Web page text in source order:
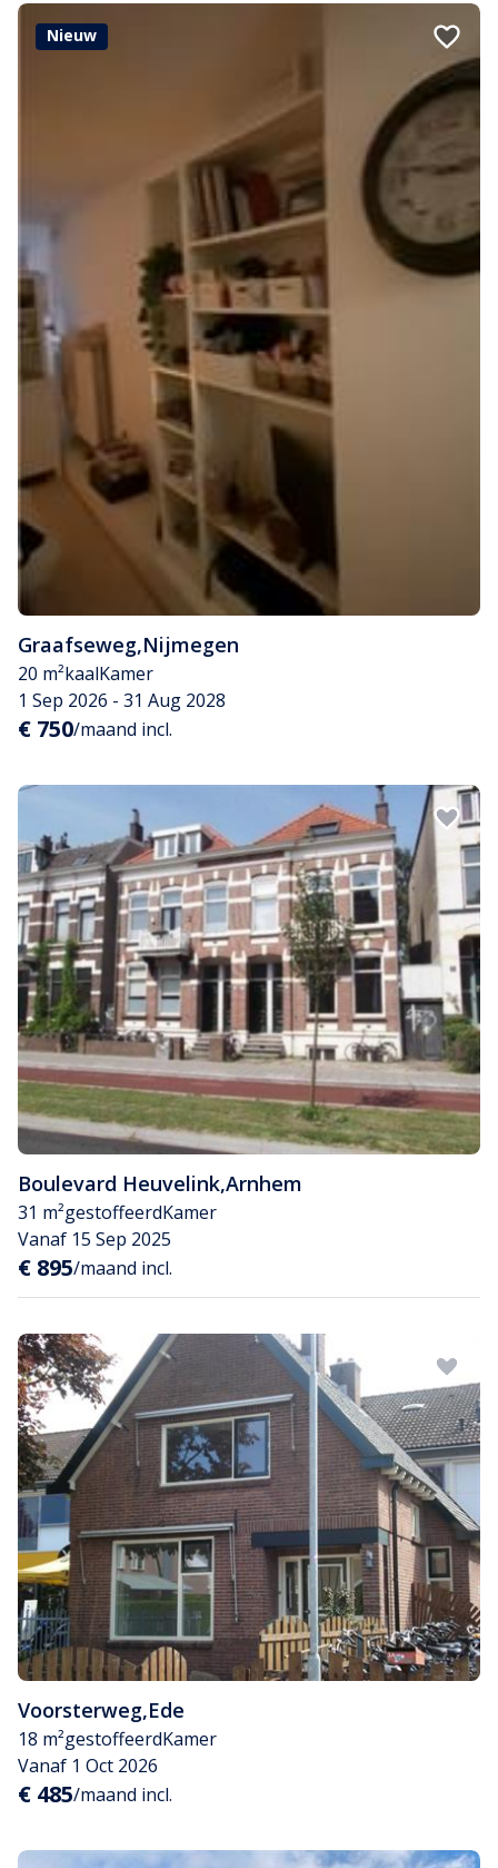
Nieuw
Graafseweg,Nijmegen
20 m²kaalKamer
1 Sep 2026 - 31 Aug 2028
€ 750/maand incl.
Boulevard Heuvelink,Arnhem
31 m²gestoffeerdKamer
Vanaf 15 Sep 2025
€ 895/maand incl.
Voorsterweg,Ede
18 m²gestoffeerdKamer
Vanaf 1 Oct 2026
€ 485/maand incl.